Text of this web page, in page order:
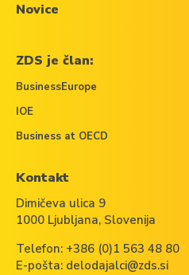
Novice
ZDS je član:
BusinessEurope
IOE
Business at OECD
Kontakt
Dimičeva ulica 9
1000 Ljubljana, Slovenija
Telefon: +386 (0)1 563 48 80
E-pošta: delodajalci@zds.si